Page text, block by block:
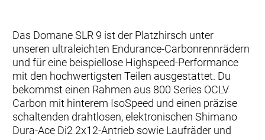
Das Domane SLR 9 ist der Platzhirsch unter
unseren ultraleichten Endurance-Carbonrennrädern
und für eine beispiellose Highspeed-Performance
mit den hochwertigsten Teilen ausgestattet. Du
bekommst einen Rahmen aus 800 Series OCLV
Carbon mit hinterem IsoSpeed und einen präzise
schaltenden drahtlosen, elektronischen Shimano
Dura-Ace Di2 2x12-Antrieb sowie Laufräder und